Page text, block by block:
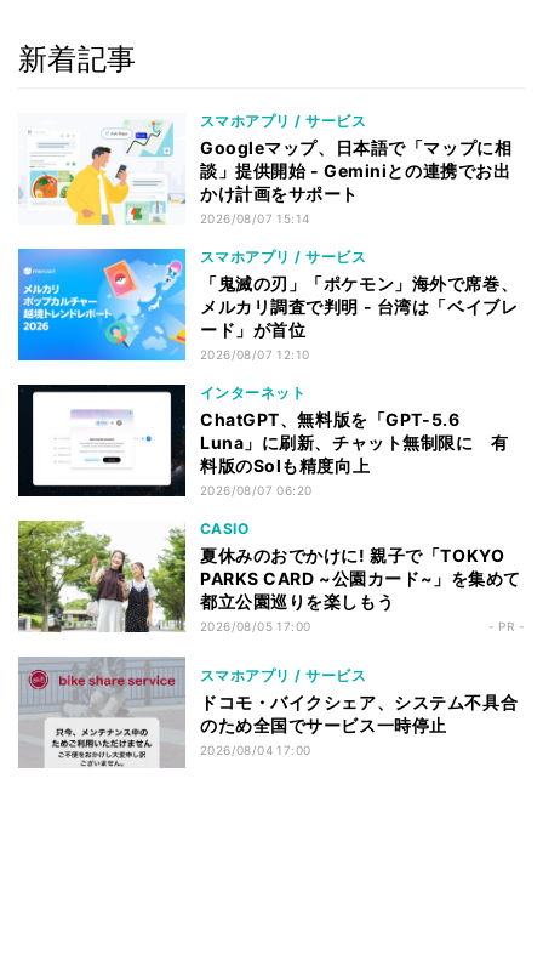
新着記事
スマホアプリ / サービス
Googleマップ、日本語で「マップに相
談」提供開始 - Geminiとの連携でお出
かけ計画をサポート
2026/08/07 15:14
スマホアプリ / サービス
「鬼滅の刃」「ポケモン」海外で席巻、
メルカリ調査で判明 - 台湾は「ベイブレ
ード」が首位
2026/08/07 12:10
インターネット
ChatGPT、無料版を「GPT-5.6
Luna」に刷新、チャット無制限に 有
料版のSolも精度向上
2026/08/07 06:20
CASIO
夏休みのおでかけに! 親子で「TOKYO
PARKS CARD ~公園カード~」を集めて
都立公園巡りを楽しもう
2026/08/05 17:00 - PR -
スマホアプリ / サービス
ドコモ・バイクシェア、システム不具合
のため全国でサービス一時停止
2026/08/04 17:00